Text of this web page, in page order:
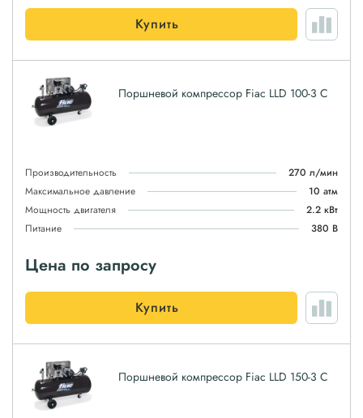
Купить
Поршневой компрессор Fiac LLD 100-3 C
Производительность
270 л/мин
Максимальное давление
10 атм
Мощность двигателя
2.2 кВт
Питание
380 В
Цена по запросу
Купить
Поршневой компрессор Fiac LLD 150-3 C